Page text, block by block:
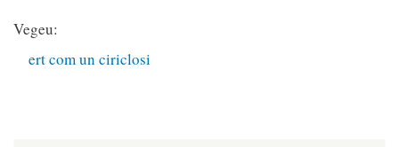
Vegeu:
ert com un ciriclosi